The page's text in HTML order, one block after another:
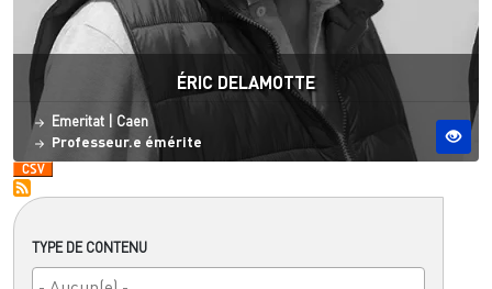
TYPE DE CONTENU
ÉRIC DELAMOTTE
Statut
Emeritat Site ESO
Caen
Professeur.e émérite